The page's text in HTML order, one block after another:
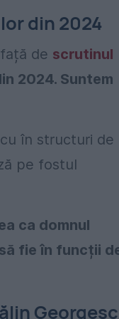
din 2024
de scrutinul
2024. Suntem
în structuri de
pe fostul
ca domnul
fie în funcții